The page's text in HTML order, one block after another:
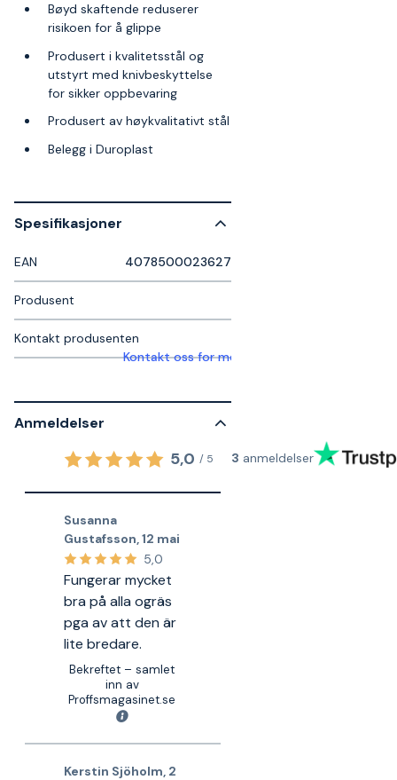
Bøyd skaftende reduserer
risikoen for å glippe
Produsert i kvalitetsstål og
utstyrt med knivbeskyttelse
for sikker oppbevaring
Produsert av høykvalitativt stål
Belegg i Duroplast
Spesifikasjoner
EAN 4078500023627
Produsent
Kontakt produsenten
Kontakt oss for mer informasjon
Anmeldelser
5,0 / 5 3 anmeldelser
Susanna
Gustafsson ,12 mai
5,0
Fungerar mycket
bra på alla ogräs
pga av att den är
lite bredare.
Bekreftet – samlet
inn av
Proffsmagasinet.se
Kerstin Sjöholm 2